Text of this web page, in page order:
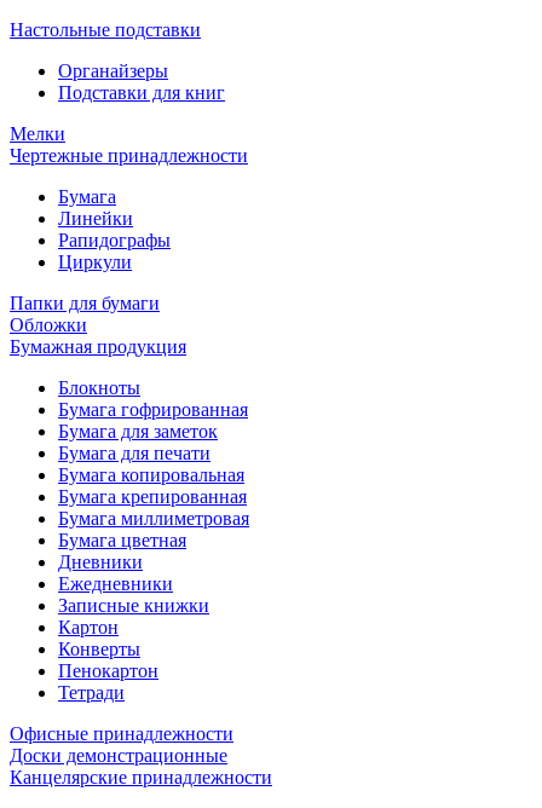
Настольные подставки
Органайзеры
Подставки для книг
Мелки
Чертежные принадлежности
Бумага
Линейки
Рапидографы
Циркули
Папки для бумаги
Обложки
Бумажная продукция
Блокноты
Бумага гофрированная
Бумага для заметок
Бумага для печати
Бумага копировальная
Бумага крепированная
Бумага миллиметровая
Бумага цветная
Дневники
Ежедневники
Записные книжки
Картон
Конверты
Пенокартон
Тетради
Офисные принадлежности
Доски демонстрационные
Канцелярские принадлежности